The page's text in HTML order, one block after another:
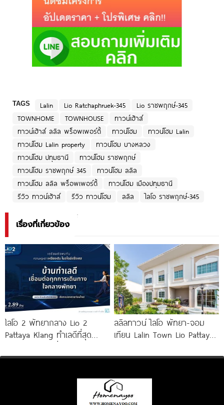
TAGS Lalin Lio Ratchaphruek-345
Lio ราชพฤกษ์-345
TOWNHOME
TOWNHOUSE
ทาวน์เฮ้าส์
ทาวน์เฮ้าส์ ลลิล พร็อพเพอร์ตี้
ทาวน์โฮม
ทาวน์โฮม Lalin
ทาวน์โฮม Lalin property
ทาวน์โฮม บางหลวง
ทาวน์โฮม ปทุมธานี
ทาวน์โฮม ราชพฤกษ์
ทาวน์โฮม ราชพฤกษ์ 345
ทาวน์โฮม ลลิล
ทาวน์โฮม ลลิล พร็อพเพอร์ตี้
ทาวน์โฮม เมืองปทุมธานี
รีวิว ทาวน์เฮ้าส์
รีวิว ทาวน์โฮม ลลิล ไลโอ ราชพฤกษ์-345
เรื่องที่เกี่ยวข้อง
ไลโอ 2 พัทยากลาง Lio 2
Pattaya Klang ทำเลดีที่สุด
เดินทาง
ลลิลทาวน์ ไลโอ พัทยา-จอม
เทียน Lalin Town Lio Pattaya-
Colonial